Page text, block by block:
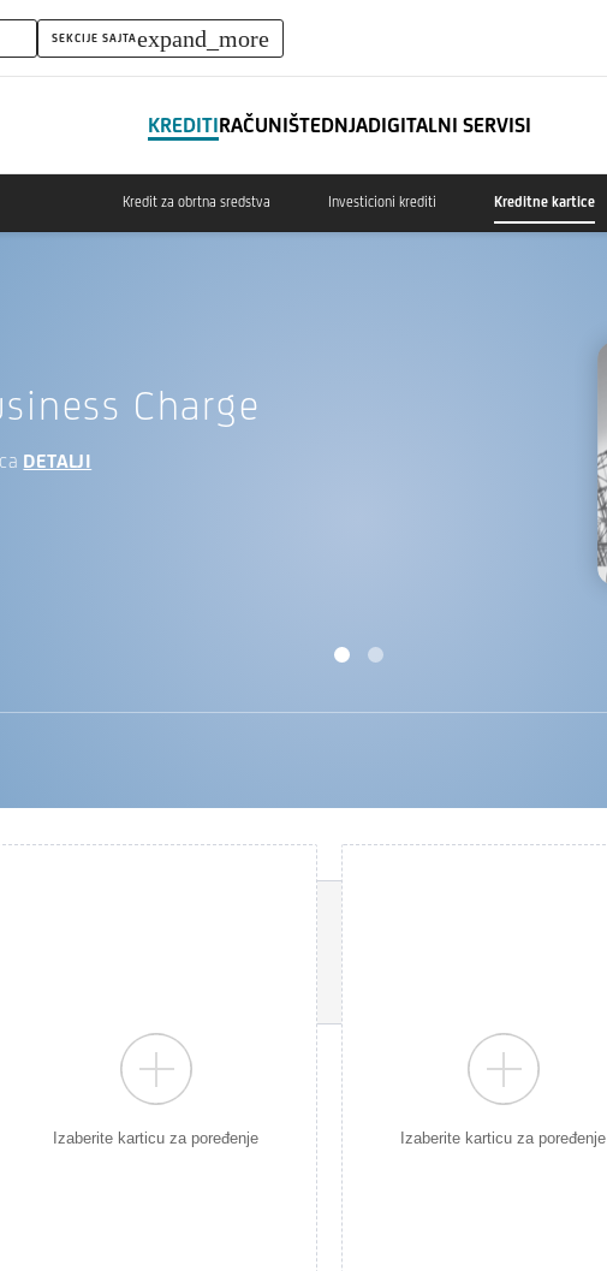
SEKCIJE SAJTAexpand_more
KREDITIRAČUNIŠTEDNJADIGITALNI SERVISI
Kredit za obrtna sredstva Investicioni krediti Kreditne kartice
Charge
DETALJI
Izaberite karticu za poređenje Izaberite karticu za poređenje